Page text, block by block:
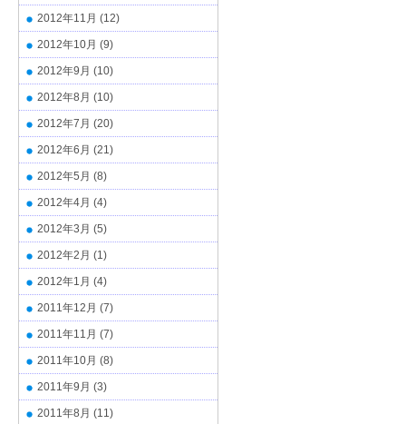
2012年11月 (12)
2012年10月 (9)
2012年9月 (10)
2012年8月 (10)
2012年7月 (20)
2012年6月 (21)
2012年5月 (8)
2012年4月 (4)
2012年3月 (5)
2012年2月 (1)
2012年1月 (4)
2011年12月 (7)
2011年11月 (7)
2011年10月 (8)
2011年9月 (3)
2011年8月 (11)